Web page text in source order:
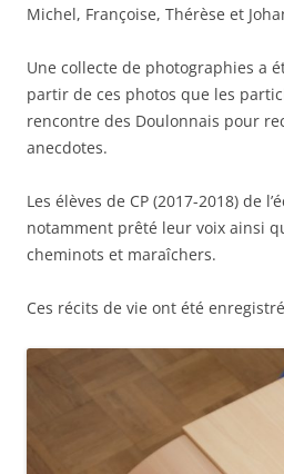
Michel, Françoise, Thérèse et
Une collecte de photographies a
partir de ces photos que les
rencontre des Doulonnais pour
anecdotes.
Les élèves de CP (2017-2018) de
notamment prêté leur voix ainsi
cheminots et maraîchers.
Ces récits de vie ont été